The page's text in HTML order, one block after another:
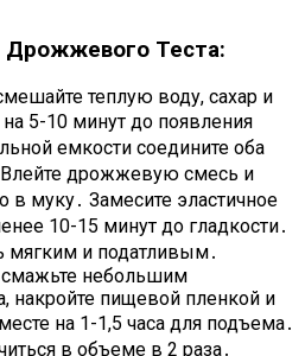
Дрожжевого Теста:
теплую воду, сахар и
5-10 минут до появления
емкости соедините оба
дрожжевую смесь и
в муку․ Замесите эластичное
10-15 минут до гладкости․
мягким и податливым․
небольшим
накройте пищевой пленкой и
на 1-1,5 часа для подъема․
в объеме в 2 раза․